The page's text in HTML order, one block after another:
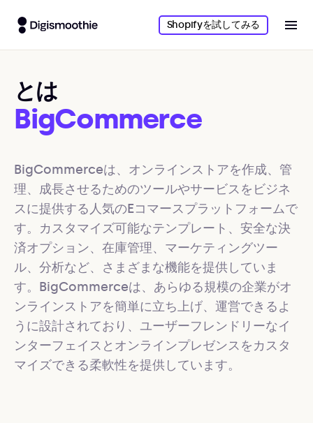
Shopifyを試してみる
とは
BigCommerce
BigCommerceは、オンラインストアを作成、管
理、成長させるためのツールやサービスをビジネ
スに提供する人気のEコマースプラットフォームで
す。カスタマイズ可能なテンプレート、安全な決
済オプション、在庫管理、マーケティングツー
ル、分析など、さまざまな機能を提供していま
す。BigCommerceは、あらゆる規模の企業がオ
ンラインストアを簡単に立ち上げ、運営できるよ
うに設計されており、ユーザーフレンドリーなイ
ンターフェイスとオンラインプレゼンスをカスタ
マイズできる柔軟性を提供しています。